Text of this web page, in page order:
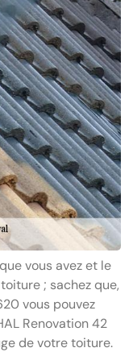
vous avez et le
; sachez que,
vous pouvez
Renovation 42
de votre toiture.